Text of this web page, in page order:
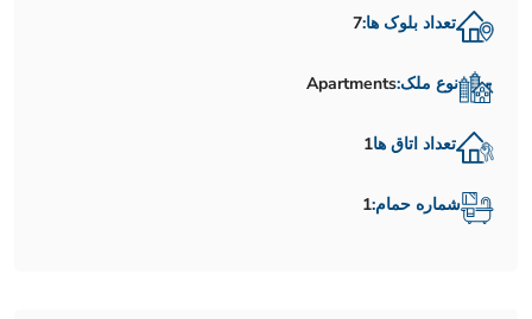
تعداد بلوک ها:7
نوع ملک:Apartments
تعداد اتاق ها1
شماره حمام:1